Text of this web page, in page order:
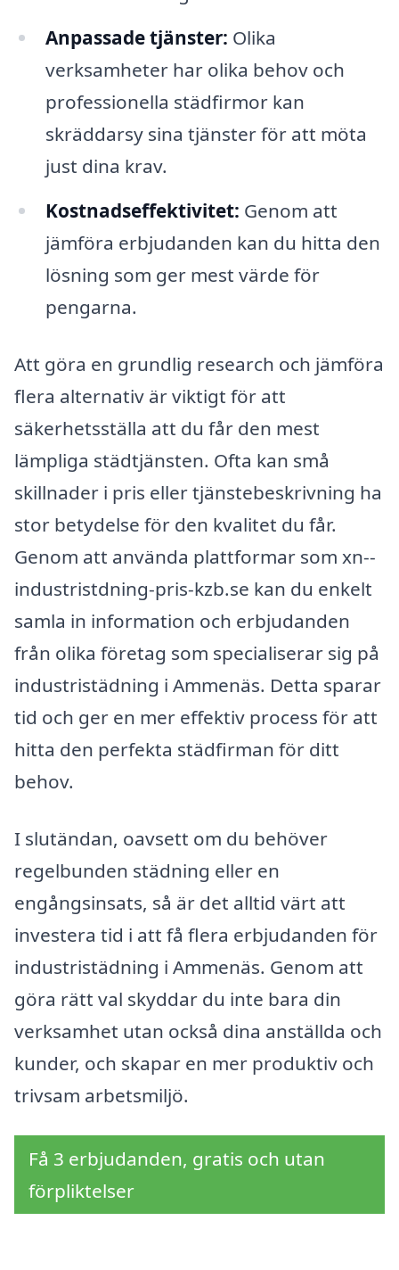
Anpassade tjänster: Olika
verksamheter har olika behov och
professionella städfirmor kan
skräddarsy sina tjänster för att möta
just dina krav.
Kostnadseffektivitet: Genom att
jämföra erbjudanden kan du hitta den
lösning som ger mest värde för
pengarna.
Att göra en grundlig research och jämföra
flera alternativ är viktigt för att
säkerhetsställa att du får den mest
lämpliga städtjänsten. Ofta kan små
skillnader i pris eller tjänstebeskrivning ha
stor betydelse för den kvalitet du får.
Genom att använda plattformar som xn--
industristdning-pris-kzb.se kan du enkelt
samla in information och erbjudanden
från olika företag som specialiserar sig på
industristädning i Ammenäs. Detta sparar
tid och ger en mer effektiv process för att
hitta den perfekta städfirman för ditt
behov.
I slutändan, oavsett om du behöver
regelbunden städning eller en
engångsinsats, så är det alltid värt att
investera tid i att få flera erbjudanden för
industristädning i Ammenäs. Genom att
göra rätt val skyddar du inte bara din
verksamhet utan också dina anställda och
kunder, och skapar en mer produktiv och
trivsam arbetsmiljö.
Få 3 erbjudanden, gratis och utan
förpliktelser